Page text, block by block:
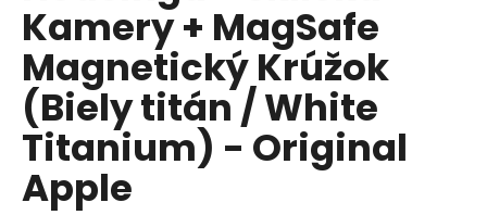
Kamery + MagSafe
Magnetický Krúžok
(Biely titán / White
Titanium) - Original
Apple
O
d
p
o
r
ú
č
a